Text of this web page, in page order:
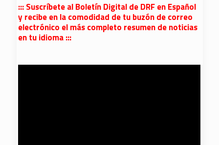
::: Suscríbete al Boletín Digital de DRF en Español
y recibe en la comodidad de tu buzón de correo
electrónico el más completo resumen de noticias
en tu idioma :::